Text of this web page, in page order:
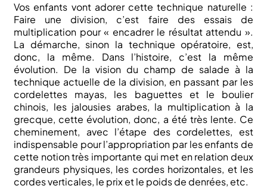
Vos enfants vont adorer cette technique naturelle :
Faire une division, c’est faire des essais de
multiplication pour « encadrer le résultat attendu ».
La démarche, sinon la technique opératoire, est,
donc, la même. Dans l’histoire, c’est la même
évolution. De la vision du champ de salade à la
technique actuelle de la division, en passant par les
cordelettes mayas, les baguettes et le boulier
chinois, les jalousies arabes, la multiplication à la
grecque, cette évolution, donc, a été très lente. Ce
cheminement, avec l’étape des cordelettes, est
indispensable pour l’appropriation par les enfants de
cette notion très importante qui met en relation deux
grandeurs physiques, les cordes horizontales, et les
cordes verticales, le prix et le poids de denrées, etc.